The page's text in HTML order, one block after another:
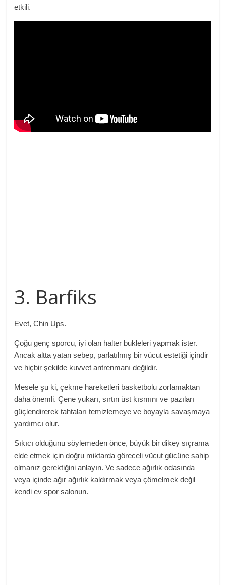
etkili.
3. Barfiks
Evet, Chin Ups.
Çoğu genç sporcu, iyi olan halter bukleleri yapmak ister.
Ancak altta yatan sebep, parlatılmış bir vücut estetiği içindir
ve hiçbir şekilde kuvvet antrenmanı değildir.
Mesele şu ki, çekme hareketleri basketbolu zorlamaktan
daha önemli. Çene yukarı, sırtın üst kısmını ve pazıları
güçlendirerek tahtaları temizlemeye ve boyayla savaşmaya
yardımcı olur.
Sıkıcı olduğunu söylemeden önce, büyük bir dikey sıçrama
elde etmek için doğru miktarda göreceli vücut gücüne sahip
olmanız gerektiğini anlayın. Ve sadece ağırlık odasında
veya içinde ağır ağırlık kaldırmak veya çömelmek değil
kendi ev spor salonun.